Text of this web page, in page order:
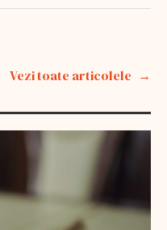
Vezi toate articolele